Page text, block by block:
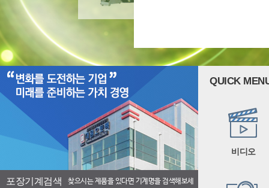
포장기계검색 찾으시는 제품을 있다면 기계명을 검색해보세
QUICK
비디오